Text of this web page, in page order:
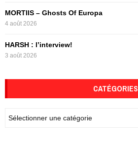
MORTIIS – Ghosts Of Europa
4 août 2026
HARSH : l’interview!
3 août 2026
CATÉGORIES